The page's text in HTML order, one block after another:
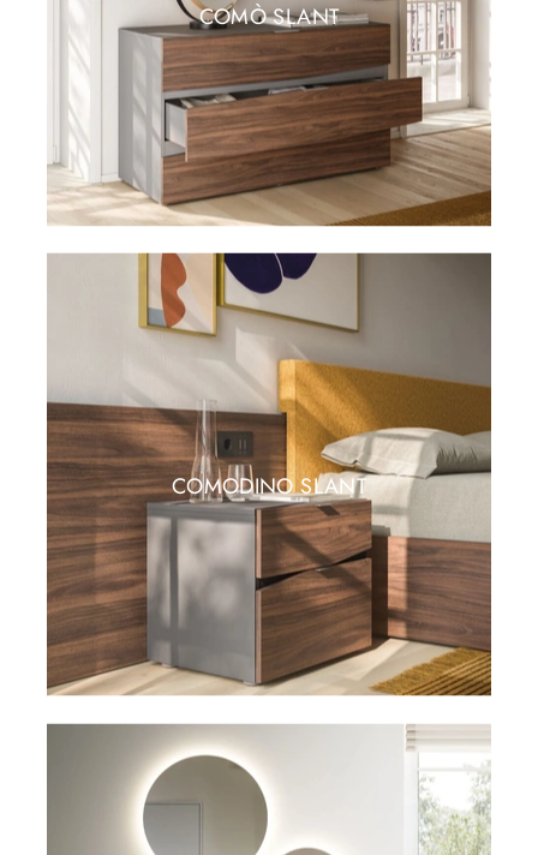
COMÒ SLANT
COMODINO SLANT